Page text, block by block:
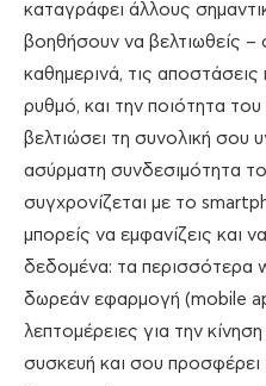
καταγράφει άλλους
βοηθήσουν να βελτιωθείς –
καθημερινά, τις αποστάσεις
ρυθμό, και την ποιότητα
βελτιώσει τη συνολική σου
ασύρματη συνδεσιμότητα
συγχρονίζεται με το
μπορείς να εμφανίζεις και
δεδομένα: τα περισσότερα
δωρεάν εφαρμογή (mobile
λεπτομέρειες για την
συσκευή και σου προσφέρει